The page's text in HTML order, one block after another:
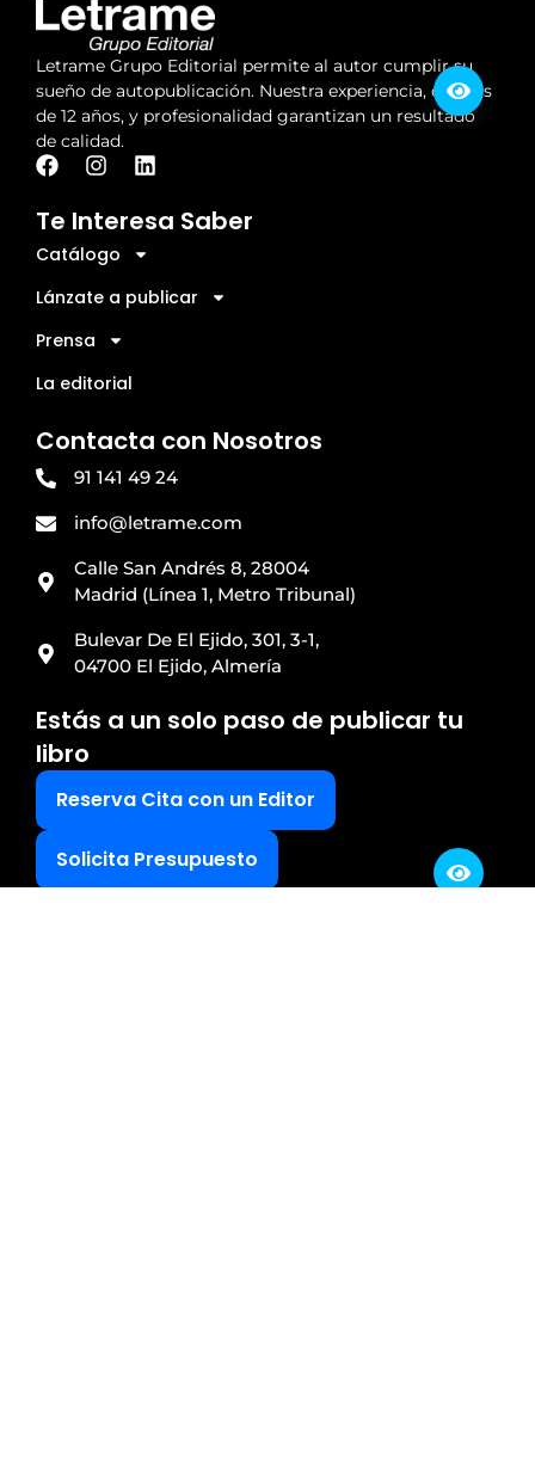
Letrame Grupo Editorial permite al autor cumplir su
sueño de autopublicación. Nuestra experiencia, de más
de 12 años, y profesionalidad garantizan un resultado
de calidad.
Te Interesa Saber
Catálogo
Lánzate a publicar
Prensa
La editorial
Contacta con Nosotros
91 141 49 24
info@letrame.com
Calle San Andrés 8, 28004
Madrid (Línea 1, Metro Tribunal)
Bulevar De El Ejido, 301, 3-1,
04700 El Ejido, Almería
Estás a un solo paso de publicar tu
libro
Reserva Cita con un Editor
Solicita Presupuesto